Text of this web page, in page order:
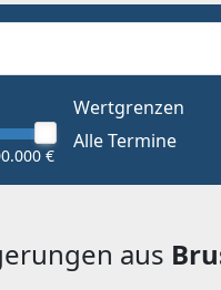
€
Wertgrenzen
Alle Termine
aus